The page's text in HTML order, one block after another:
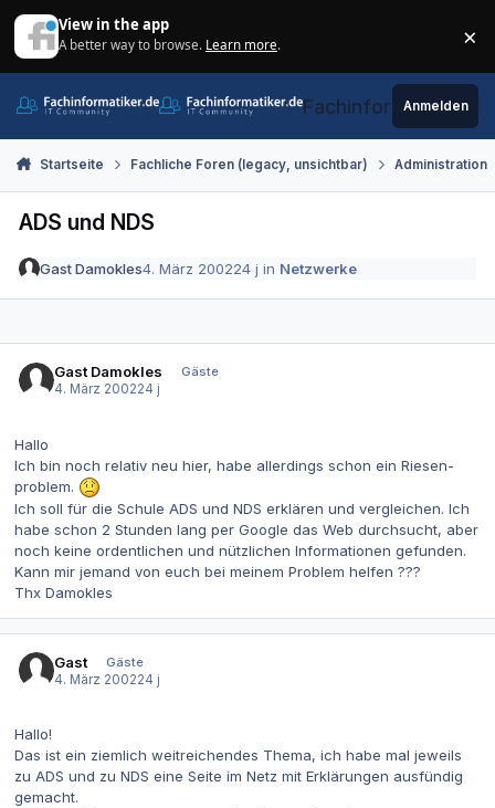
View in the app
A better way to browse. Learn more. ×
Fachinformatiker.de
Anmelden
Startseite Fachliche Foren (legacy, unsichtbar) Administration
ADS und NDS
Gast Damokles4. März 200224 j in Netzwerke
Gast Damokles
Gäste
4. März 200224 j
Hallo
Ich bin noch relativ neu hier, habe allerdings schon ein Riesen-
problem.
Ich soll für die Schule ADS und NDS erklären und vergleichen. Ich
habe schon 2 Stunden lang per Google das Web durchsucht, aber
noch keine ordentlichen und nützlichen Informationen gefunden.
Kann mir jemand von euch bei meinem Problem helfen ???
Thx Damokles
Gast
Gäste
4. März 200224 j
Hallo!
Das ist ein ziemlich weitreichendes Thema, ich habe mal jeweils
zu ADS und zu NDS eine Seite im Netz mit Erklärungen ausfündig
gemacht.